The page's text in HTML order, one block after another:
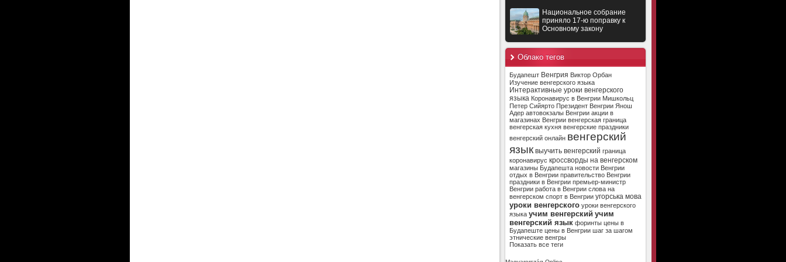
Национальное собрание
приняло 17-ю поправку к
Основному закону
Облако тегов
Будапешт Венгрия Виктор Орбан
Изучение венгерского языка
Интерактивные уроки венгерского
языка Коронавирус в Венгрии Мишкольц
Петер Сийярто Президент Венгрии Янош
Адер автовокзалы Венгрии акции в
магазинах Венгрии венгерская граница
венгерская кухня венгерские праздники
венгерский онлайн венгерский
язык выучить венгерский граница
коронавирус кроссворды на венгерском
магазины Будапешта новости Венгрии
отдых в Венгрии правительство Венгрии
праздники в Венгрии премьер-министр
Венгрии работа в Венгрии слова на
венгерском спорт в Венгрии угорська мова
уроки венгерского уроки венгерского
языка учим венгерский учим
венгерский язык форинты цены в
Будапеште цены в Венгрии шаг за шагом
этнические венгры
Показать все теги